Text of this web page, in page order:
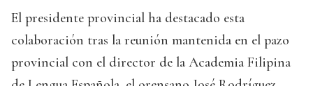
El presidente provincial ha destacado esta
colaboración tras la reunión mantenida en el pazo
provincial con el director de la Academia Filipina